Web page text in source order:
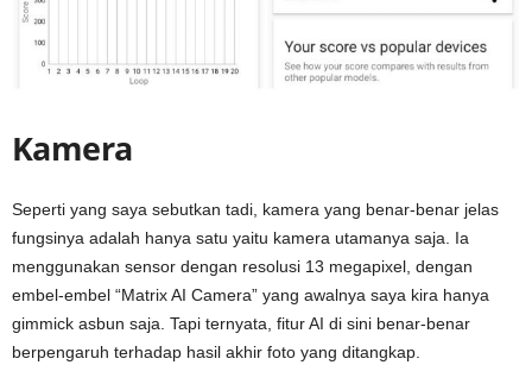
Kamera
Seperti yang saya sebutkan tadi, kamera yang benar-benar jelas
fungsinya adalah hanya satu yaitu kamera utamanya saja. Ia
menggunakan sensor dengan resolusi 13 megapixel, dengan
embel-embel “Matrix AI Camera” yang awalnya saya kira hanya
gimmick asbun saja. Tapi ternyata, fitur AI di sini benar-benar
berpengaruh terhadap hasil akhir foto yang ditangkap.